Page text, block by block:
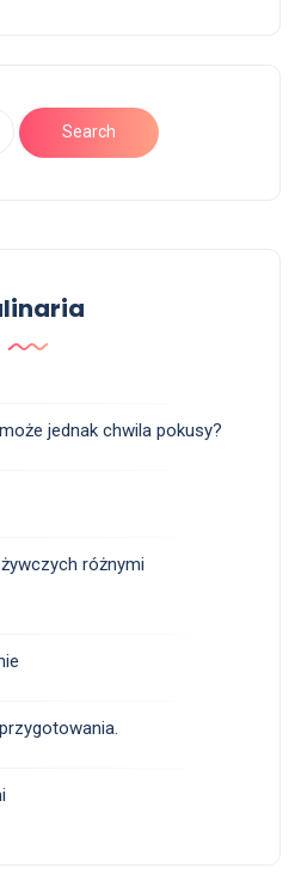
jednak chwila pokusy?
różnymi